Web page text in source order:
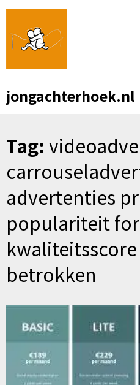
Skip
content
jongachterhoek.nl
Tag:
advertenties
populariteit
betrokken